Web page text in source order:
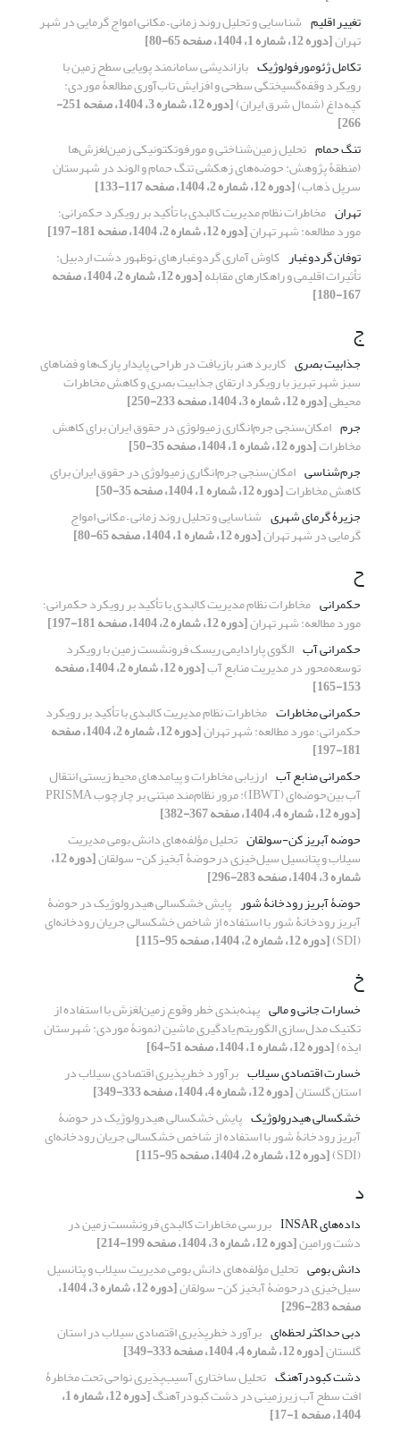
تغییر اقلیم شناسایی و تحلیل روند زمانی – مکانی امواج گرمایی در شهر
تهران[دوره 12، شماره 1، 1404، صفحه 65-80]
تکامل ژئومورفولوژیک بازاندیشی سامانمند پویایی سطح زمین با
رویکرد وقفه‌گسیختگی سطحی و افزایش تاب‌آوری مطالعۀ موردی:
کپه‌داغ (شمال شرق ایران) [دوره 12، شماره 3، 1404، صفحه 251-
266]
تنگ حمام تحلیل زمین‌شناختی و مورفوتکتونیکی زمین‌لغزش‌ها
(منطقۀ پژوهش: حوضه‌های زهکشی تنگ حمام و الوند در شهرستان
سرپل ذهاب)[دوره 12، شماره 2، 1404، صفحه 117-133]
تهران مخاطرات نظام مدیریت کالبدی با تأکید بر رویکرد حکمرانی؛
مورد مطالعه: شهر تهران[دوره 12، شماره 2، 1404، صفحه 181-197]
توفان گردوغبار کاوش آماری گردوغبارهای نوظهور دشت اردبیل:
تأثیرات اقلیمی و راهکارهای مقابله [دوره 12، شماره 2، 1404، صفحه
167-180]
ج
جذابیت بصری کاربرد هنر بازیافت در طراحی پایدار پارک‌ها و فضاهای
سبز شهر تبریز با رویکرد ارتقای جذابیت بصری و کاهش مخاطرات
محیطی[دوره 12، شماره 3، 1404، صفحه 233-250]
جرم امکان‌سنجی جرم‌انگاری زمیولوژی در حقوق ایران برای کاهش
مخاطرات[دوره 12، شماره 1، 1404، صفحه 35-50]
جرم‌شناسی امکان‌سنجی جرم‌انگاری زمیولوژی در حقوق ایران برای
کاهش مخاطرات[دوره 12، شماره 1، 1404، صفحه 35-50]
جزیرۀ گرمای شهری شناسایی و تحلیل روند زمانی – مکانی امواج
گرمایی در شهر تهران[دوره 12، شماره 1، 1404، صفحه 65-80]
ح
حکمرانی مخاطرات نظام مدیریت کالبدی با تأکید بر رویکرد حکمرانی؛
مورد مطالعه: شهر تهران[دوره 12، شماره 2، 1404، صفحه 181-197]
حکمرانی آب الگوی پارادایمی ریسک فرونشست زمین با رویکرد
توسعه‌محور در مدیریت منابع آب [دوره 12، شماره 2، 1404، صفحه
153-165]
حکمرانی مخاطرات مخاطرات نظام مدیریت کالبدی با تأکید بر رویکرد
حکمرانی؛ مورد مطالعه: شهر تهران [دوره 12، شماره 2، 1404، صفحه
181-197]
حکمرانی منابع آب ارزیابی مخاطرات و پیامدهای محیط ‌زیستی انتقال
آب بین‌حوضه‌ای (IBWT): مرور نظام‌مند مبتنی بر چارچوب PRISMA
[دوره 12، شماره 4، 1404، صفحه 367-382]
حوضه آبریز کن-سولقان تحلیل مؤلفه‌های دانش بومی مدیریت
سیلاب و پتانسیل سیل‌خیزی درحوضۀ آبخیز کن- سولقان [دوره 12،
شماره 3، 1404، صفحه 283-296]
حوضۀ آبریز رودخانۀ شور پایش خشکسالی هیدرولوژیک در حوضۀ
آبریز رودخانۀ شور با استفاده از شاخص خشکسالی جریان رودخانه‌ای
(SDI) [دوره 12، شماره 2، 1404، صفحه 95-115]
خ
خسارات جانی و مالی پهنه‌بندی خطر وقوع زمین‌لغزش با استفاده از
تکنیک مدل‌سازی الگوریتم یادگیری ماشین (نمونۀ موردی: شهرستان
ایذه)[دوره 12، شماره 1، 1404، صفحه 51-64]
خسارت اقتصادی سیلاب برآورد خطرپذیری اقتصادی سیلاب در
استان گلستان[دوره 12، شماره 4، 1404، صفحه 333-349]
خشکسالی هیدرولوژیک پایش خشکسالی هیدرولوژیک در حوضۀ
آبریز رودخانۀ شور با استفاده از شاخص خشکسالی جریان رودخانه‌ای
(SDI) [دوره 12، شماره 2، 1404، صفحه 95-115]
د
داده‌های INSAR بررسی مخاطرات کالبدی فرونشست زمین در
دشت ورامین[دوره 12، شماره 3، 1404، صفحه 199-214]
دانش بومی تحلیل مؤلفه‌های دانش بومی مدیریت سیلاب و پتانسیل
سیل‌خیزی درحوضۀ آبخیز کن- سولقان [دوره 12، شماره 3، 1404،
صفحه 283-296]
دبی حداکثر لحظه‌ای برآورد خطرپذیری اقتصادی سیلاب در استان
گلستان[دوره 12، شماره 4، 1404، صفحه 333-349]
دشت کبودرآهنگ تحلیل ساختاری آسیب‌پذیری نواحی تحت مخاطرۀ
افت سطح آب زیرزمینی در دشت کبودرآهنگ [دوره 12، شماره 1،
1404، صفحه 1-17]